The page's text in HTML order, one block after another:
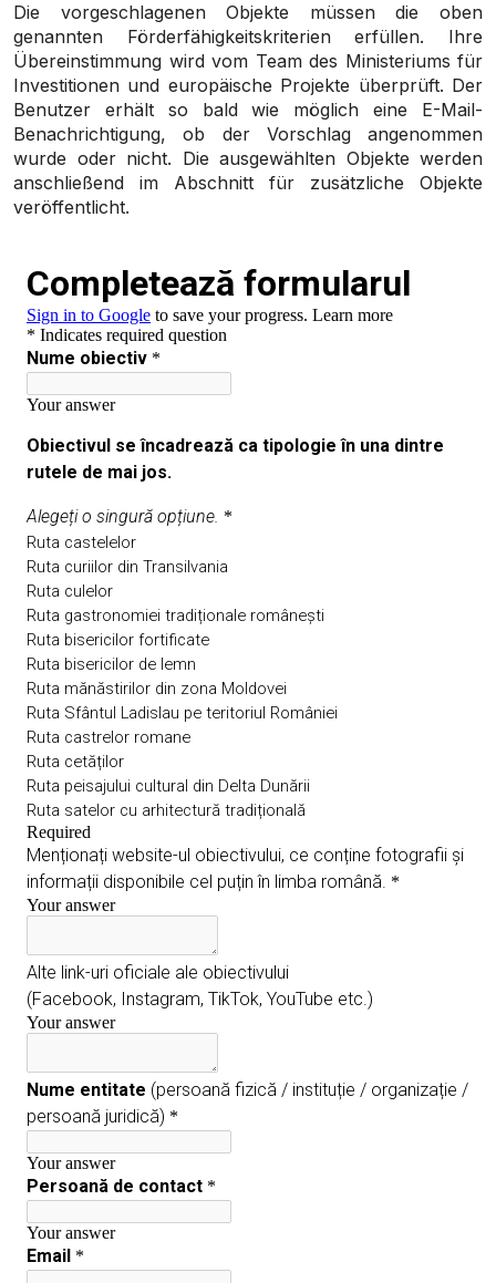
Die vorgeschlagenen Objekte müssen die oben
genannten Förderfähigkeitskriterien erfüllen. Ihre
Übereinstimmung wird vom Team des Ministeriums für
Investitionen und europäische Projekte überprüft. Der
Benutzer erhält so bald wie möglich eine E-Mail-
Benachrichtigung, ob der Vorschlag angenommen
wurde oder nicht. Die ausgewählten Objekte werden
anschließend im Abschnitt für zusätzliche Objekte
veröffentlicht.